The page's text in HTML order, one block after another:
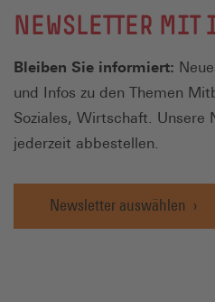
NEWSLETTER MIT
Bleiben Sie informiert:
und Infos zu den Themen
Soziales, Wirtschaft. Unsere
jederzeit abbestellen.
Newsletter auswählen